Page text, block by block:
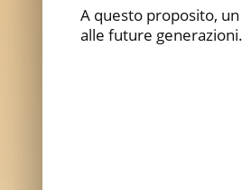
A questo proposito,
alle future generazioni.